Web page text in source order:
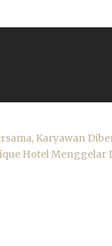
Karyawan
Hotel Menggelar